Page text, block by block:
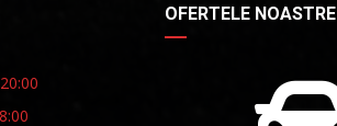
OFERTELE NOASTRE